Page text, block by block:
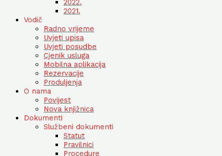
2022.
2021.
Vodič
Radno vrijeme
Uvjeti upisa
Uvjeti posudbe
Cjenik usluga
Mobilna aplikacija
Rezervacije
Produljenja
O nama
Povijest
Nova knjižnica
Dokumenti
Službeni dokumenti
Statut
Pravilnici
Procedure